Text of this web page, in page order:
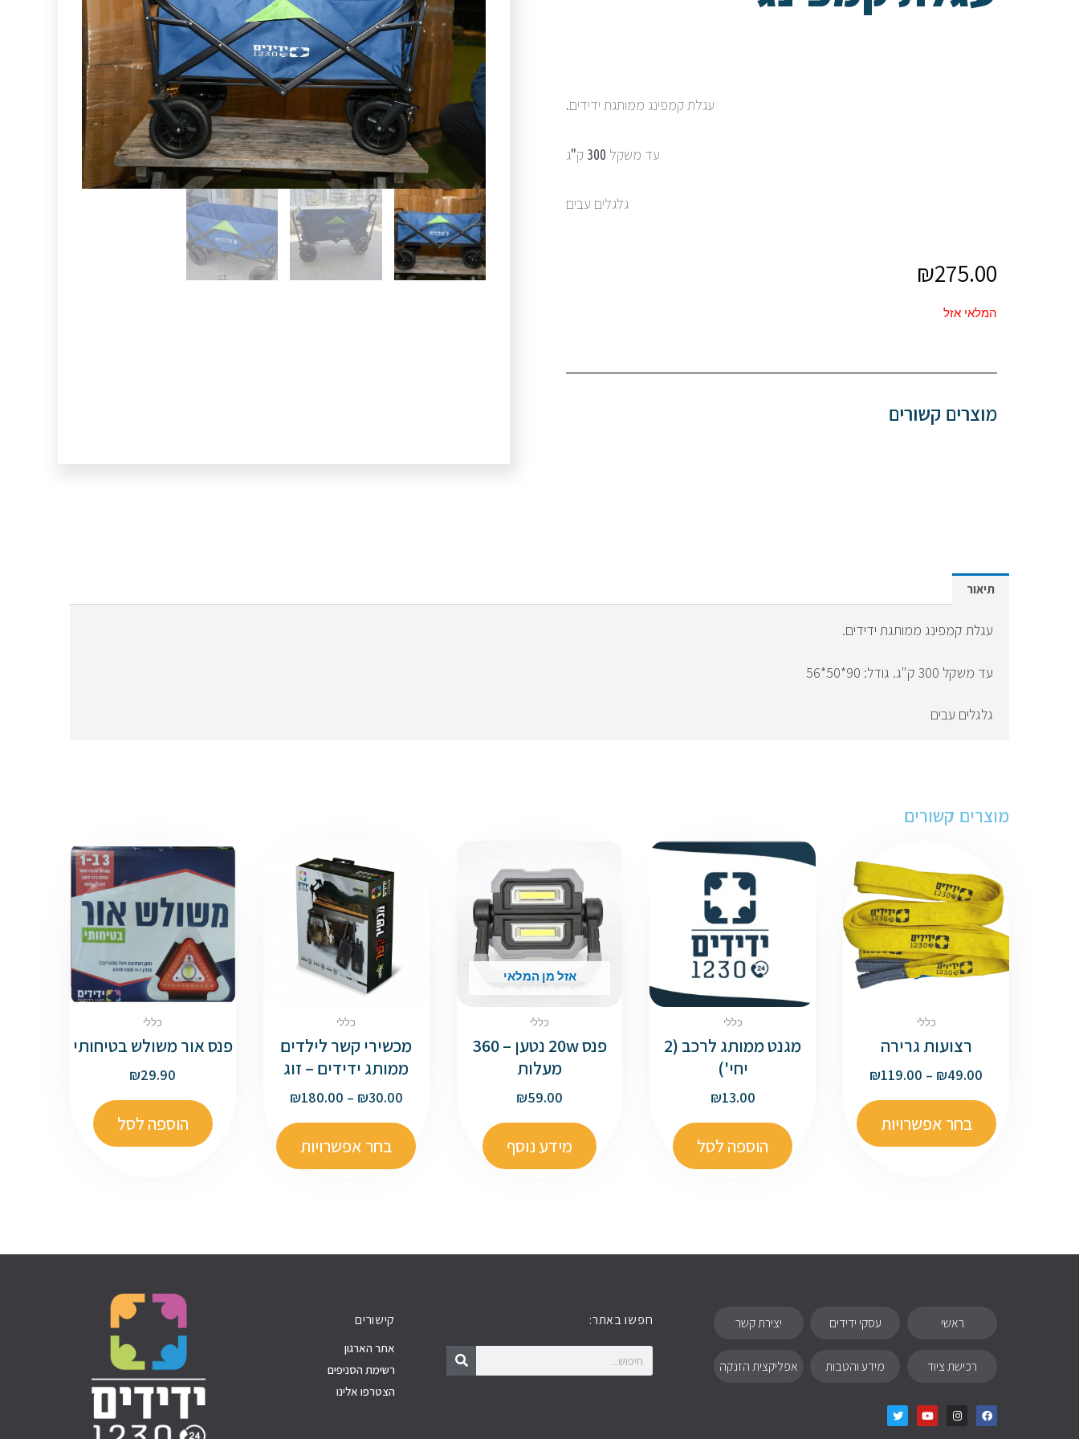
עגלת קמפינג ממותגת ידידים.
עד משקל 300 ק"ג
גלגלים עבים
₪275.00
המלאי אזל
מוצרים קשורים
תיאור
עגלת קמפינג ממותגת ידידים.
עד משקל 300 ק"ג. גודל: 90*50*56
גלגלים עבים
מוצרים קשורים
כללי
רצועות גרירה
₪49.00
–
₪119.00
בחר אפשרויות
כללי
מגנט ממותג לרכב (2
יחי')
₪13.00
הוספה לסל
אזל מן המלאי
כללי
פנס 20w נטען – 360
מעלות
₪59.00
מידע נוסף
כללי
מכשירי קשר לילדים
ממותג ידידים – זוג
₪30.00
–
₪180.00
בחר אפשרויות
כללי
פנס אור משולש בטיחותי
₪29.90
הוספה לסל
ראשי
רכישת ציוד
עסקי ידידים
מידע והטבות
יצירת קשר
אפליקצית הזנקה
a
c
e
n
s
t
o
u
t
w
i
t
חפשו באתר:
חיפוש
קישורים
אתר הארגון
רשימת הסניפים
הצטרפו אלינו